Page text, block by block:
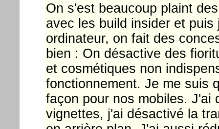
On s'est beaucoup plaint
avec les build insider et
ordinateur, on fait des
bien : On désactive des
et cosmétiques non
fonctionnement. Je me suis
façon pour nos mobiles. J'ai
vignettes, j'ai désactivé la